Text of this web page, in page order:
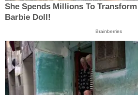
She Spends Millions To
Barbie Doll!
Brainberries